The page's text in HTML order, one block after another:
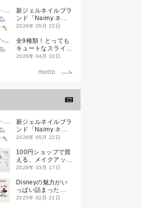
新ジェルネイルブラ
ンド「Naimy ネイ
ミィ」が誕生します
2026年 05月 22日
全9種類！とっても
キュートなスライダ
ーケースが新登場し
2026年 04月 10日
新ジェルネイルブラ
ンド「Naimy ネイ
ミィ」が誕生します
2026年 05月 22日
100円ショップで買
える、メイクアップ
ブランド
ス）」誕生。
2026年 03月 17日
Disneyの魅力がい
っぱい詰まった
『Disney
2025年 02月 21日